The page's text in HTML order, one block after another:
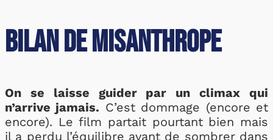
Bilan de Misanthrope
On se laisse guider par un climax qui
n’arrive jamais. C’est dommage (encore et
encore). Le film partait pourtant bien mais
il a perdu l’équilibre avant de sombrer dans